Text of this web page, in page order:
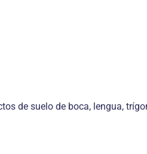
de suelo de boca, lengua,